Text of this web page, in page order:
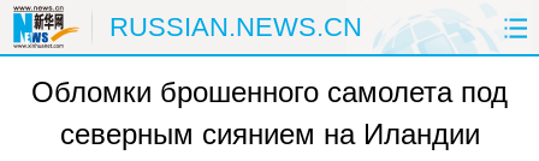
RUSSIAN.NEWS.CN
ГЛАВНАЯ КИТАЙ РФ И СНГ
В МИРЕ ЭКОНОМИКА ОБЩЕСТВО
Обломки брошенного самолета под
северным сиянием на Иландии